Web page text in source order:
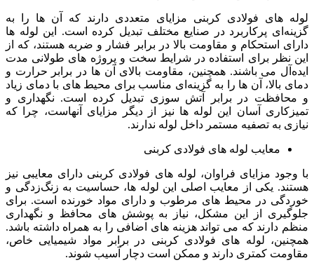
لوله‌ های فولادی کربنی مزایای متعددی دارند که آن ها را به
گزینه‌ای پرکاربرد در صنایع مختلف تبدیل کرده است. این لوله ‌ها
دارای استحکام و مقاومت بالا در برابر فشار و ضربه هستند، که از
این نظر برای استفاده در شرایط سخت و پروژه‌ های طولانی ‌مدت
ایده‌آل می ‌باشند. همچنین، مقاومت بالای آن ها در برابر حرارت و
دمای بالا، آن ها را به گزینه‌ای مناسب برای محیط ‌های با دمای زیاد
و محافظت در برابر آتش‌ سوزی تبدیل کرده است. نگهداری و
تمیزکاری آسان این لوله ‌ها نیز از دیگر مزایای آنهاست، چرا که
نیازی به تصفیه مستمر داخل لوله ندارند.
معایب لوله های فولادی کربنی
با وجود مزایای فراوان، لوله‌ های فولادی کربنی دارای معایبی نیز
هستند. یکی از معایب اصلی این لوله‌ ها، حساسیت به زنگ‌زدگی و
خوردگی در محیط‌ های مرطوب و دارای مواد خورنده است. برای
جلوگیری از این مشکل، نیاز به پوشش ‌های محافظ و نگهداری
منظم دارند که می ‌تواند هزینه ‌های اضافی را به همراه داشته باشد.
همچنین، لوله‌ های فولادی کربنی در برابر مواد شیمیایی خاص،
مقاومت کمتری دارند و ممکن است دچار آسیب شوند.